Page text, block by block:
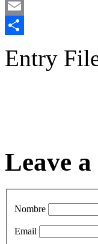
Mastodon
Email
Entry
Leave
Nombre
Email